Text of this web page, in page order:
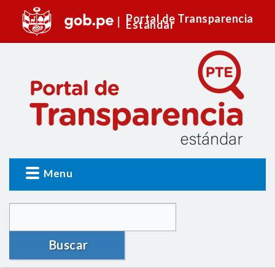
Portal de Transparencia
Estándar
Menu
Buscar